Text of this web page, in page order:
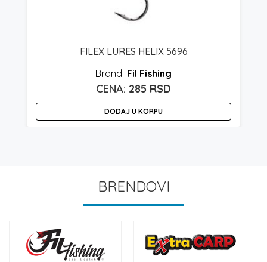
FILEX LURES HELIX 5696
Fil Fishing
285 RSD
DODAJ U KORPU
BRENDOVI